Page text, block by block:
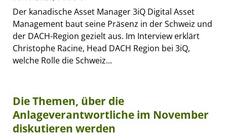
Der kanadische Asset Manager 3iQ Digital Asset
Management baut seine Präsenz in der Schweiz und
der DACH-Region gezielt aus. Im Interview erklärt
Christophe Racine, Head DACH Region bei 3iQ,
welche Rolle die Schweiz...
Die Themen, über die
Anlageverantwortliche im November
diskutieren werden